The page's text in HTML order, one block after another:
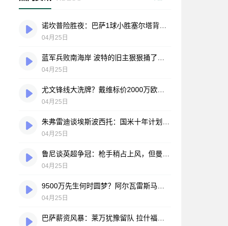
04月25日
04月25日
04月25日
04月25日
04月25日
04月25日